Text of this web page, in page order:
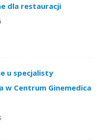
dla restauracji
u specjalisty
w Centrum Ginemedica